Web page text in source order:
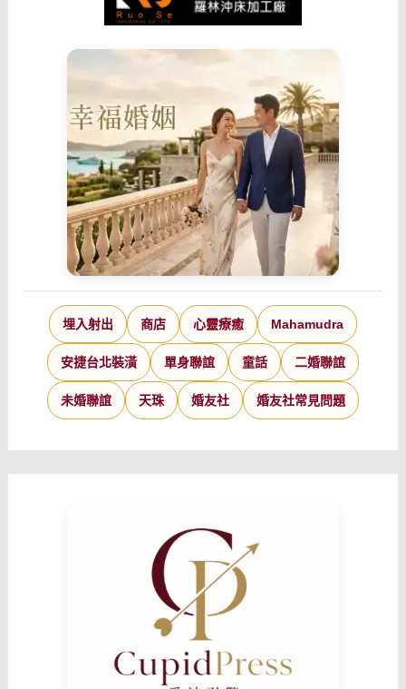
埋入射出 商店 心靈療癒 Mahamudra
安捷台北裝潢 單身聯誼 童話 二婚聯誼
未婚聯誼 天珠 婚友社 婚友社常見問題